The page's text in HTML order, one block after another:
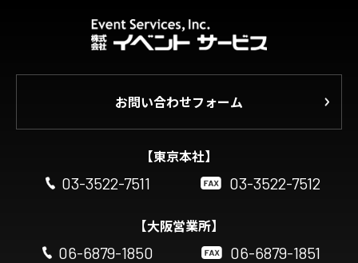
お問い合わせフォーム
【東京本社】
03-3522-7511
03-3522-7512
【大阪営業所】
06-6879-1850
06-6879-1851